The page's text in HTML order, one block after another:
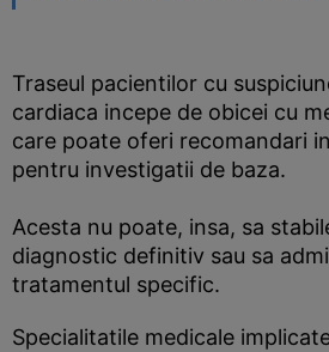
Traseul pacientilor cu
cardiaca incepe de obicei cu
care poate oferi recomandari
pentru investigatii de baza.
Acesta nu poate, insa, sa
diagnostic definitiv sau sa
tratamentul specific.
Specialitatile medicale